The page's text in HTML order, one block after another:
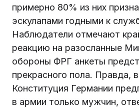
примерно 80% из них
эскулапами годными к
Наблюдатели отмечают
реакцию на разосланные
обороны ФРГ анкеты
прекрасного пола. Правда,
Конституция Германии
в армии только мужчин,